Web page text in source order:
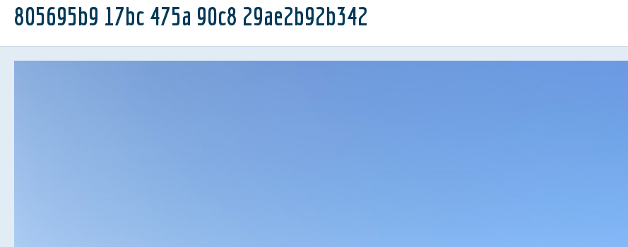
805695b9 17bc 475a 90c8 29ae2b92b342